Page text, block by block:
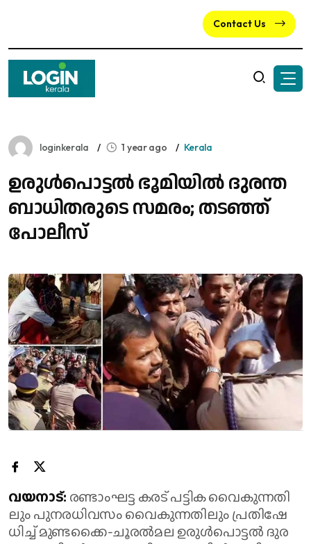
Contact Us
loginkerala 1 year ago Kerala
ഉ​രു​ൾ​പൊ​ട്ട​ൽ ഭൂ​മി​യി​ൽ ദു​ര​ന്ത​
ബാ​ധി​ത​രു​ടെ സ​മ​രം; തടഞ്ഞ്
പോലീസ്
വ​യ​നാ​ട്: ര​ണ്ടാം​ഘ​ട്ട ക​ര​ട് പ​ട്ടി​ക വൈ​കു​ന്ന​തി​
ലും പു​ന​ര​ധി​വ​സം വൈ​കു​ന്ന​തി​ലും പ്ര​തി​ഷേ​
ധി​ച്ച് മു​ണ്ട​ക്കൈ-​ചൂ​ര​ൽ​മ​ല ഉ​രു​ൾ​പൊ​ട്ട​ൽ ദു​ര​